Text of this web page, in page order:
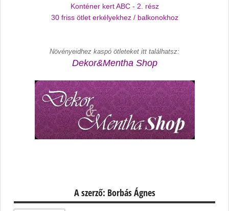
Konténer kert ABC - 2. rész
30 friss ötlet erkélyekhez / balkonokhoz
Növényeidhez kaspó ötleteket itt találhatsz:
Dekor&Mentha Shop
A szerző: Borbás Ágnes